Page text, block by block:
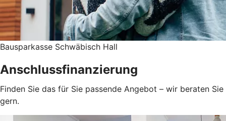
Bausparkasse Schwäbisch Hall
Anschlussfinanzierung
Finden Sie das für Sie passende Angebot – wir beraten Sie
gern.